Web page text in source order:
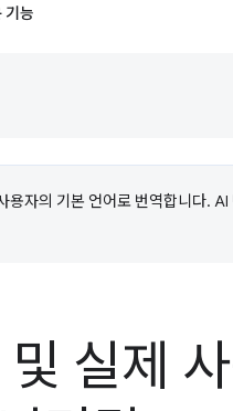
능
자의 기본 언어로 번역합니다. AI
실제